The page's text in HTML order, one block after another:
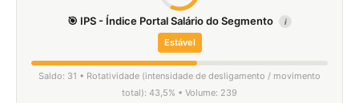
🎯 IPS - Índice Portal Salário do Segmento i
Estável
Saldo: 31 • Rotatividade (intensidade de desligamento / movimento
total): 43,5% • Volume: 239